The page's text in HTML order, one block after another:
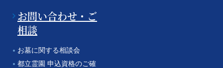
お問い合わせ・ご
相談
お墓に関する相談会
都立霊園 申込資格のご確